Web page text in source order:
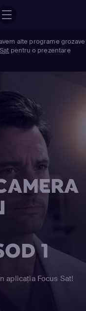
alte programe grozave
pentru o prezentare
1
aplicația Focus Sat!